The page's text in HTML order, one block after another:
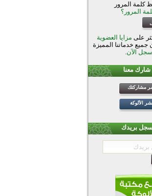
كلمة المرور
المرور؟
على مزايا العضوية
جميع خدماتنا المميزة
سجل الآن.
شارك معنا
مشاركتك
الألوكة
بريدك